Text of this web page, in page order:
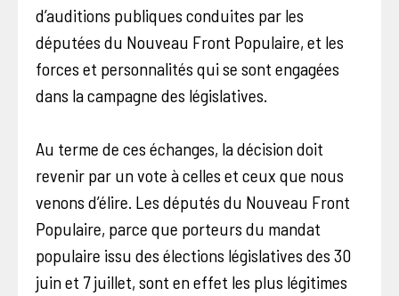
d’auditions publiques conduites par les
députées du Nouveau Front Populaire, et les
forces et personnalités qui se sont engagées
dans la campagne des législatives.
Au terme de ces échanges, la décision doit
revenir par un vote à celles et ceux que nous
venons d’élire. Les députés du Nouveau Front
Populaire, parce que porteurs du mandat
populaire issu des élections législatives des 30
juin et 7 juillet, sont en effet les plus légitimes